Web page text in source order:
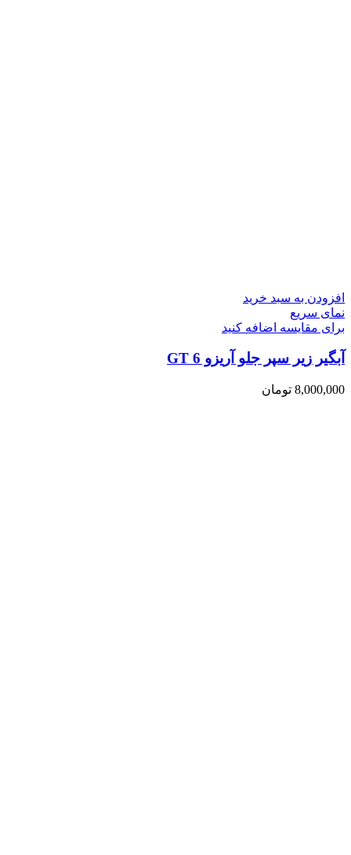
افزودن به سبد خرید
نمای سریع
برای مقایسه اضافه کنید
آبگیر زیر سپر جلو آریزو 6 GT
8,000,000 تومان